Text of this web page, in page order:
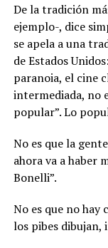
De la tradición
ejemplo-, dice
se apela a una
de Estados
paranoia, el cine
intermediada, no
popular”. Lo
No es que la
ahora va a haber
Bonelli”.
No es que no hay
los pibes dibujan,